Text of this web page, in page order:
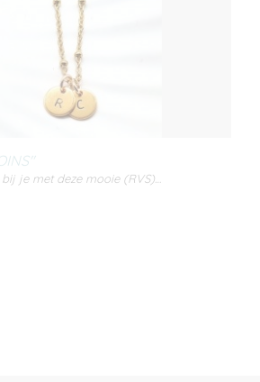
je met deze mooie (RVS)…